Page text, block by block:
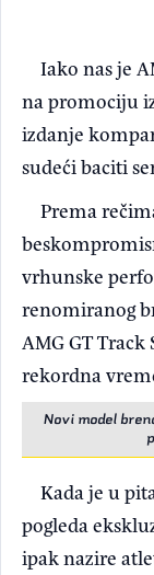
Iako nas je
na promociju
izdanje
sudeći baciti
Prema
vrhunske
renomiranog
AMG GT
rekordna
Novi model
Kada je u
pogleda
ipak nazire